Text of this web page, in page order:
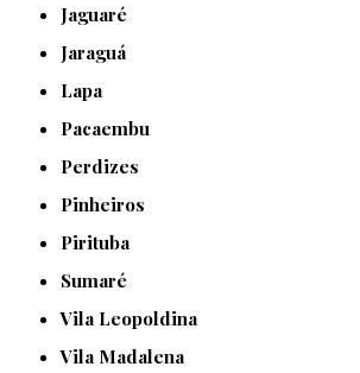
Jaguaré
Jaraguá
Lapa
Pacaembu
Perdizes
Pinheiros
Pirituba
Sumaré
Vila Leopoldina
Vila Madalena